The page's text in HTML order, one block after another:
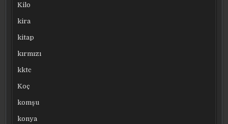
Kilo
kira
kitap
kırmızı
kktc
Koç
komşu
konya